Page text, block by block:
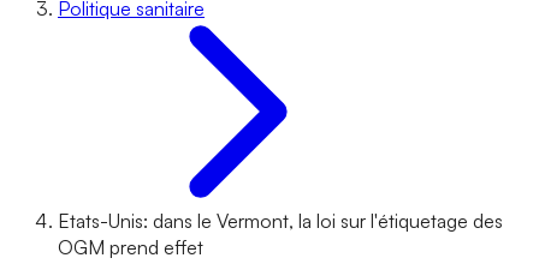
Politique sanitaire
Etats-Unis: dans le Vermont, la loi sur l'étiquetage des
OGM prend effet